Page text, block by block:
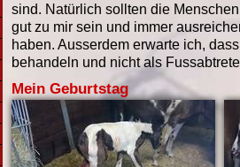
sind. Natürlich sollten die
gut zu mir sein und immer
haben. Ausserdem erwarte ich,
behandeln und nicht als
Mein Geburtstag